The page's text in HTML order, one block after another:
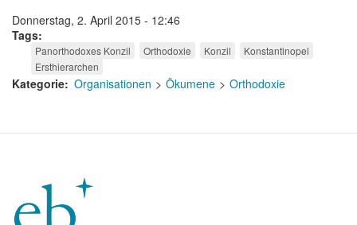
Donnerstag, 2. April 2015 - 12:46
Tags
Panorthodoxes Konzil Orthodoxie Konzil
Konstantinopel
Ersthierarchen
Kategorie Organisationen Ökumene Orthodoxie